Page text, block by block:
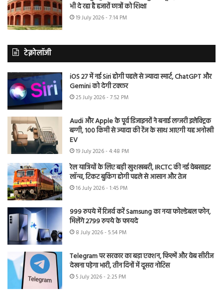
भी दे रहा है हजारों छात्रों को शिक्षा
19 July 2026 - 7:14 PM
टेक्नोलॉजी
iOS 27 में नई Siri होगी पहले से ज्यादा स्मार्ट, ChatGPT और
Gemini को देगी टक्कर
25 July 2026 - 7:52 PM
Audi और Apple के पूर्व डिजाइनरों ने बनाई लग्जरी इलेक्ट्रिक
बग्गी, 100 किमी से ज्यादा की रेंज के साथ आएगी यह अनोखी
EV
19 July 2026 - 4:48 PM
रेल यात्रियों के लिए बड़ी खुशखबरी, IRCTC की नई वेबसाइट
लॉन्च, टिकट बुकिंग होगी पहले से आसान और तेज
16 July 2026 - 1:45 PM
999 रुपये में रिजर्व करें Samsung का नया फोल्डेबल फोन,
मिलेंगे 2799 रुपये के फायदे
8 July 2026 - 5:54 PM
Telegram पर सरकार का बड़ा एक्शन, फिल्में और वेब सीरीज
देखना पड़ेगा भारी, तीन दिनों में दूसरा नोटिस
5 July 2026 - 2:25 PM